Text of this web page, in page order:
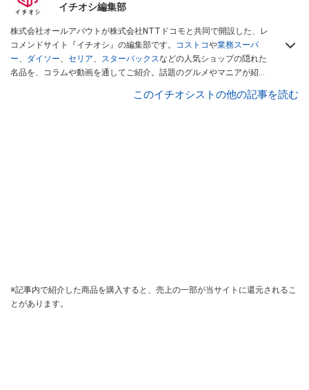
イチオシ編集部
株式会社オールアバウトが株式会社NTTドコモと共同で開設した、レ
コメンドサイト『イチオシ』の編集部です。 コストコや業務スーパ
ー、 ダイソー、 セリア、 スターバックスなどの人気ショップの隠れた
名品を、コラムや動画を通してご紹介。話題のグルメやマニアが紹介
インフルエンサーが実際に使用してレビューしています。毎日トレン
このイチオシストの他の記事を読む
※記事内で紹介した商品を購入すると、売上の一部が当サイトに還元されるこ
とがあります。